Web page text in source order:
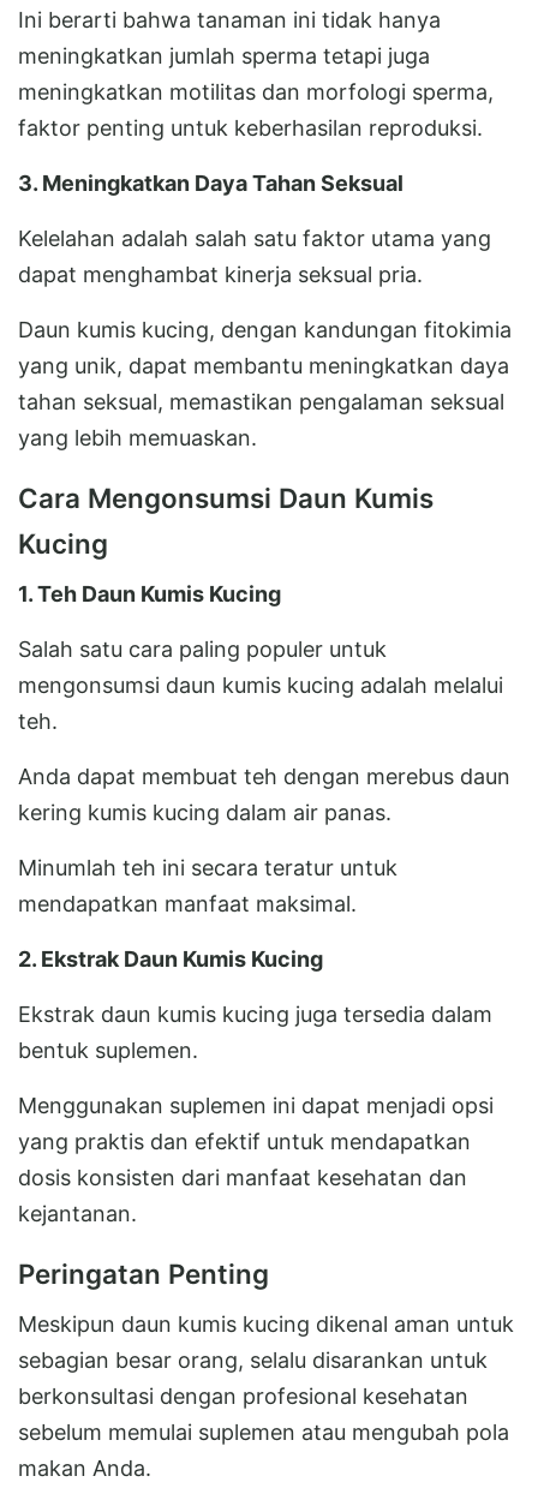
Ini berarti bahwa tanaman ini tidak hanya
meningkatkan jumlah sperma tetapi juga
meningkatkan motilitas dan morfologi sperma,
faktor penting untuk keberhasilan reproduksi.
3. Meningkatkan Daya Tahan Seksual
Kelelahan adalah salah satu faktor utama yang
dapat menghambat kinerja seksual pria.
Daun kumis kucing, dengan kandungan fitokimia
yang unik, dapat membantu meningkatkan daya
tahan seksual, memastikan pengalaman seksual
yang lebih memuaskan.
Cara Mengonsumsi Daun Kumis
Kucing
1. Teh Daun Kumis Kucing
Salah satu cara paling populer untuk
mengonsumsi daun kumis kucing adalah melalui
teh.
Anda dapat membuat teh dengan merebus daun
kering kumis kucing dalam air panas.
Minumlah teh ini secara teratur untuk
mendapatkan manfaat maksimal.
2. Ekstrak Daun Kumis Kucing
Ekstrak daun kumis kucing juga tersedia dalam
bentuk suplemen.
Menggunakan suplemen ini dapat menjadi opsi
yang praktis dan efektif untuk mendapatkan
dosis konsisten dari manfaat kesehatan dan
kejantanan.
Peringatan Penting
Meskipun daun kumis kucing dikenal aman untuk
sebagian besar orang, selalu disarankan untuk
berkonsultasi dengan profesional kesehatan
sebelum memulai suplemen atau mengubah pola
makan Anda.